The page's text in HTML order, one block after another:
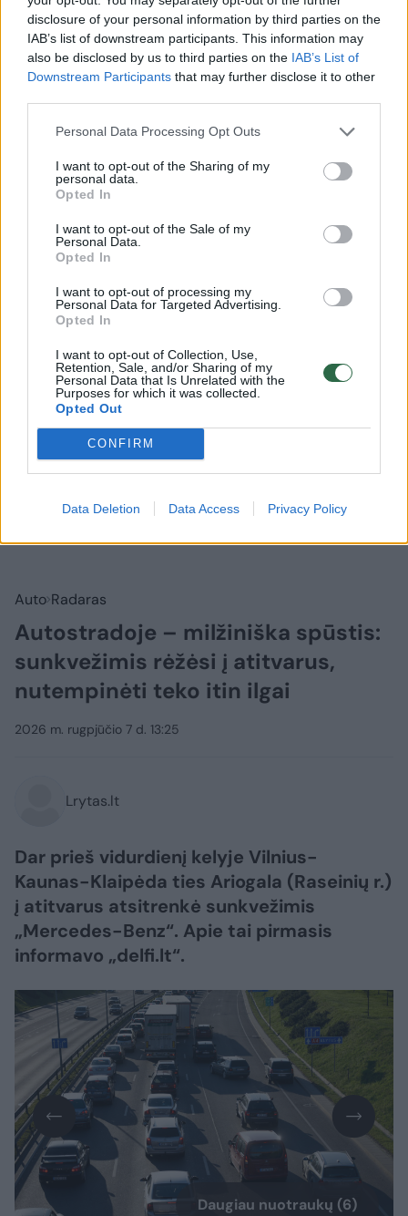
disclosure of your personal information by third parties on the
IAB’s list of downstream participants. This information may
also be disclosed by us to third parties on the IAB’s List of
Downstream Participants that may further disclose it to other
Personal Data Processing Opt Outs
I want to opt-out of the Sharing of my
personal data.
Opted In
I want to opt-out of the Sale of my
Personal Data.
Opted In
I want to opt-out of processing my
Personal Data for Targeted Advertising.
Opted In
I want to opt-out of Collection, Use,
Retention, Sale, and/or Sharing of my
Personal Data that Is Unrelated with the
Purposes for which it was collected.
Opted Out
CONFIRM
Data Deletion Data Access Privacy Policy
Komentuoti po šiuo straipsniu
Komentuoti gali tik Lrytas registruoti vartotojai.
Prisijunkite prie registruotų vartotojų
bendruomenės ir bendraukite komentaruose!
Rodyti komentarus
Auto Radaras
Autostradoje – milžiniška spūstis:
sunkvežimis rėžėsi į atitvarus,
nutempinėti teko itin ilgai
2026 m. rugpjūčio 7 d. 13:25
Lrytas.lt
Dar prieš vidurdienį kelyje Vilnius-
Kaunas-Klaipėda ties Ariogala (Raseinių r.)
į atitvarus atsitrenkė sunkvežimis
„Mercedes-Benz“. Apie tai pirmasis
informavo „delfi.lt“.
Daugiau nuotraukų (6)